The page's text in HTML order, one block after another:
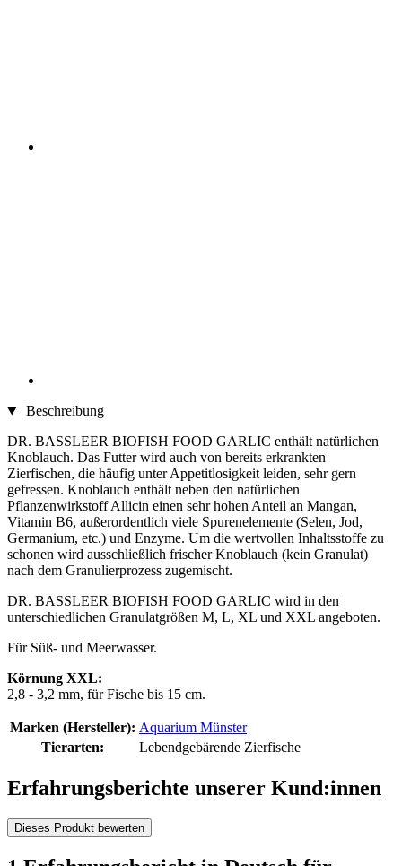
Beschreibung
DR. BASSLEER BIOFISH FOOD GARLIC enthält natürlichen
Knoblauch. Das Futter wird auch von bereits erkrankten
Zierfischen, die häufig unter Appetitlosigkeit leiden, sehr gern
gefressen. Knoblauch enthält neben den natürlichen
Pflanzenwirkstoff Allicin einen sehr hohen Anteil an Mangan,
Vitamin B6, außerordentlich viele Spurenelemente (Selen, Jod,
Germanium, etc.) und Enzyme. Um die wertvollen Inhaltsstoffe zu
schonen wird ausschließlich frischer Knoblauch (kein Granulat)
nach dem Granulierprozess zugemischt.
DR. BASSLEER BIOFISH FOOD GARLIC wird in den
unterschiedlichen Granulatgrößen M, L, XL und XXL angeboten.
Für Süß- und Meerwasser.
Körnung XXL:
2,8 - 3,2 mm, für Fische bis 15 cm.
Marken (Hersteller): Aquarium Münster
Tierarten:
Lebendgebärende Zierfische
Erfahrungsberichte unserer Kund:innen
Dieses Produkt bewerten